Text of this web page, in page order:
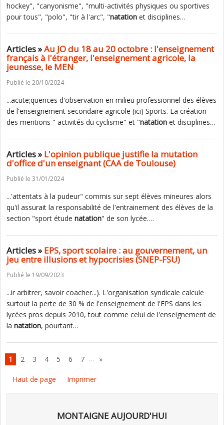
hockey", "canyonisme", "multi-activités physiques ou sportives
pour tous", "polo", "tir à l'arc", "natation et disciplines…
Articles »Au JO du 18 au 20 octobre : l'enseignement
français à l'étranger, l'enseignement agricole, la
jeunesse, le MEN
Publié le 20/10/2024
...acute;quences d'observation en milieu professionnel des élèves
de l'enseignement secondaire agricole (ici) Sports. La création
des mentions " activités du cyclisme" et "natation et disciplines…
Articles »L'opinion publique justifie la mutation
d'office d'un enseignant (CAA de Toulouse)
Publié le 31/01/2024
...'attentats à la pudeur" commis sur sept élèves mineures alors
qu'il assurait la responsabilité de l'entrainement des élèves de la
section "sport étude natation" de son lycée.…
Articles »EPS, sport scolaire : au gouvernement, un
jeu entre illusions et hypocrisies (SNEP-FSU)
Publié le 19/09/2023
...ir arbitrer, savoir coacher...). L'organisation syndicale calcule
surtout la perte de 30 % de l'enseignement de l'EPS dans les
lycées pros depuis 2010, tout comme celui de l'enseignement de
la natation, pourtant…
1 2 3 4 5 6 7 … »
Haut de page Imprimer
MONTAIGNE AUJOURD'HUI